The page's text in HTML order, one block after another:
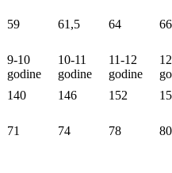
59 61,5 64 66
9-10
godine
10-11
godine
11-12
godine
140 146 152
71 74 78 80